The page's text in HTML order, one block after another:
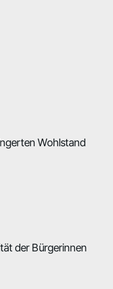
Wohlstand
der Bürgerinnen